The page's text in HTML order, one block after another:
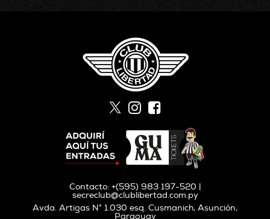
Contacto: +(595) 983 197-520 |
secreclub@clublibertad.com.py
Avda. Artigas N° 1.030 esq. Cusmanich, Asunción,
Paraguay